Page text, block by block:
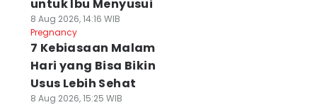
untuk Ibu Menyusui
8 Aug 2026, 14:16 WIB
Pregnancy
7 Kebiasaan Malam
Hari yang Bisa Bikin
Usus Lebih Sehat
8 Aug 2026, 15:25 WIB